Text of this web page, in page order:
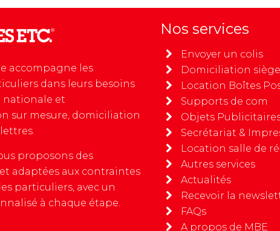
accompagne les
dans leurs besoins
nationale et
sur mesure, domiciliation
proposons des
adaptées aux contraintes
particuliers, avec un
à chaque étape.
Nos services
Envoyer un colis
Domiciliation siège
Location Boîtes
Supports de com
Objets
Secrétariat &
Location salle de
Autres services
Actualités
Recevoir la
FAQs
A propos de MBE